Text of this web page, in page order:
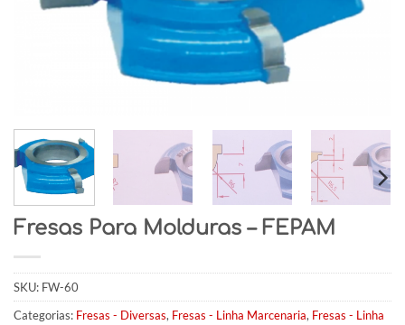
Fresas Para Molduras – FEPAM
SKU: FW-60
Categorias: Fresas - Diversas, Fresas - Linha Marcenaria, Fresas - Linha